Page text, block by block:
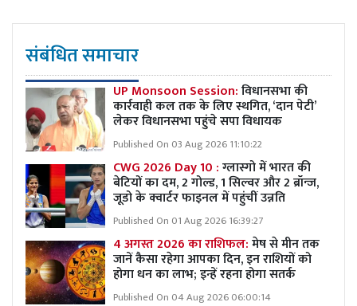
संबंधित समाचार
UP Monsoon Session:विधानसभा की
कार्रवाही कल तक के लिए स्थगित, ‘दान पेटी’
लेकर विधानसभा पहुंचे सपा विधायक
Published On 03 Aug 2026 11:10:22
CWG 2026 Day 10 :ग्लास्गो में भारत की
बेटियों का दम, 2 गोल्ड, 1 सिल्वर और 2 ब्रॉन्ज,
जूडो के क्वार्टर फाइनल में पहुंचीं उन्नति
Published On 01 Aug 2026 16:39:27
4 अगस्त 2026 का राशिफल:मेष से मीन तक
जानें कैसा रहेगा आपका दिन, इन राशियों को
होगा धन का लाभ; इन्हें रहना होगा सतर्क
Published On 04 Aug 2026 06:00:14